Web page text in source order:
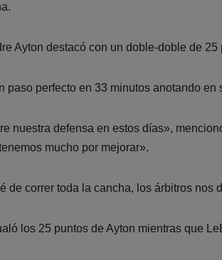
Ayton destacó con un doble-doble de 25
paso perfecto en 33 minutos anotando en
nuestra defensa en estos días»,
mucho por mejorar».
de correr toda la cancha, los árbitros nos
los 25 puntos de Ayton mientras que